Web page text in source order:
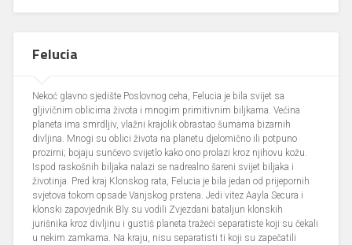
Felucia
Nekoć glavno sjedište Poslovnog ceha, Felucia je bila svijet sa
gljivičnim oblicima života i mnogim primitivnim biljkama. Većina
planeta ima smrdljiv, vlažni krajolik obrastao šumama bizarnih
divljina. Mnogi su oblici života na planetu djelomično ili potpuno
prozirni; bojaju sunčevo svijetlo kako ono prolazi kroz njihovu kožu.
Ispod raskošnih biljaka nalazi se nadrealno šareni svijet biljaka i
životinja. Pred kraj Klonskog rata, Felucia je bila jedan od prijepornih
svjetova tokom opsade Vanjskog prstena. Jedi vitez Aayla Secura i
klonski zapovjednik Bly su vodili Zvjezdani bataljun klonskih
jurišnika kroz divljinu i gustiš planeta tražeći separatiste koji su čekali
u nekim zamkama. Na kraju, nisu separatisti ti koji su zapečatili